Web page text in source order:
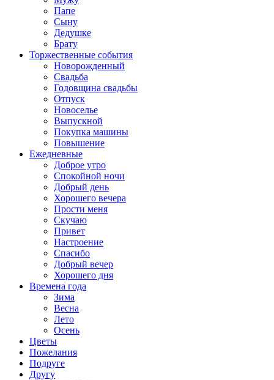
Папе
Сыну
Дедушке
Брату
Торжественные события
Новорожденный
Свадьба
Годовщина свадьбы
Отпуск
Новоселье
Выпускной
Покупка машины
Повышение
Ежедневные
Доброе утро
Спокойной ночи
Добрый день
Хорошего вечера
Прости меня
Скучаю
Привет
Настроение
Спасибо
Добрый вечер
Хорошего дня
Времена года
Зима
Весна
Лето
Осень
Цветы
Пожелания
Подруге
Другу